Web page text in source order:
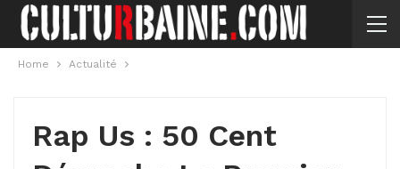
Home Actualité
Rap Us : 50 Cent